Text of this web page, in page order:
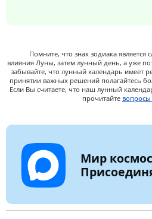
Помните, что знак зодиака
влияния Луны, затем лунный день, а уже
забывайте, что лунный календарь имеет
принятии важных решений полагайтесь
Если Вы считаете, что наш лунный
прочитайте вопросы
Мир